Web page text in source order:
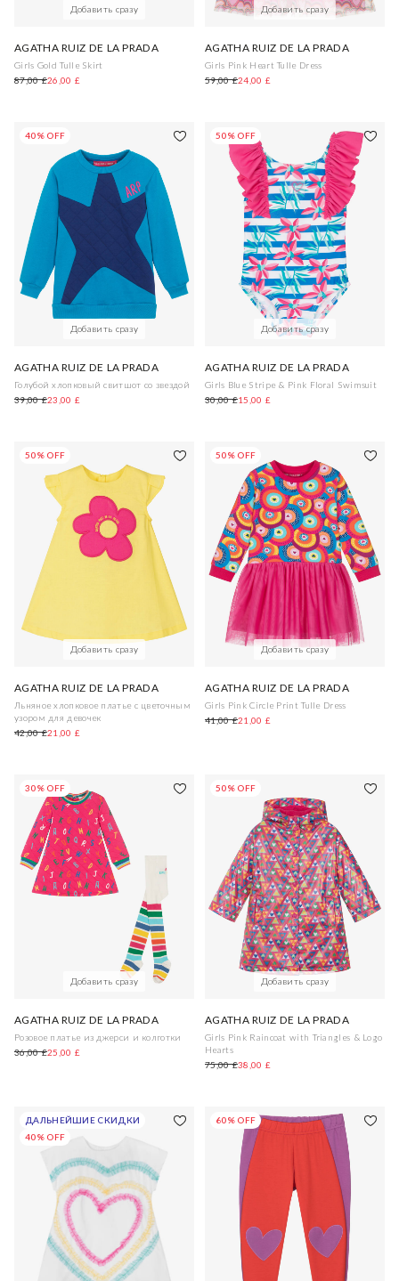
Добавить сразу
AGATHA RUIZ DE LA PRADA
Girls Gold Tulle Skirt
87,00 £26,00 £
Добавить сразу
AGATHA RUIZ DE LA PRADA
Girls Pink Heart Tulle Dress
59,00 £24,00 £
40% OFF
Добавить сразу
AGATHA RUIZ DE LA PRADA
Голубой хлопковый свитшот со звездой
39,00 £23,00 £
50% OFF
Добавить сразу
AGATHA RUIZ DE LA PRADA
Girls Blue Stripe & Pink Floral Swimsuit
30,00 £15,00 £
50% OFF
Добавить сразу
AGATHA RUIZ DE LA PRADA
Льняное хлопковое платье с цветочным
узором для девочек
42,00 £21,00 £
50% OFF
Добавить сразу
AGATHA RUIZ DE LA PRADA
Girls Pink Circle Print Tulle Dress
41,00 £21,00 £
30% OFF
Добавить сразу
AGATHA RUIZ DE LA PRADA
Розовое платье из джерси и колготки
36,00 £25,00 £
50% OFF
Добавить сразу
AGATHA RUIZ DE LA PRADA
Girls Pink Raincoat with Triangles & Logo
Hearts
75,00 £38,00 £
ДАЛЬНЕЙШИЕ СКИДКИ
40% OFF
60% OFF